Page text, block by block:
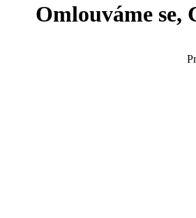
Omlouváme